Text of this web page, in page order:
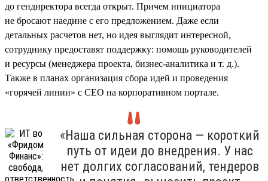
до гендиректора всегда открыт. Причем инициатора
не бросают наедине с его предложением. Даже если
детальных расчетов нет, но идея выглядит интересной,
сотруднику предоставят поддержку: помощь руководителей
и ресурсы (менеджера проекта, бизнес-аналитика и т. д.).
Также в планах организация сбора идей и проведения
«горячей линии» с CEO на корпоративном портале.
«Наша сильная сторона — короткий
путь от идеи до внедрения. У нас
нет долгих согласований, тендеров